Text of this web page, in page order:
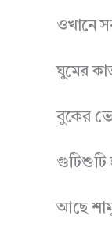
ওখানে
ঘুমের
বুকের
গুটিশুটি
আছে